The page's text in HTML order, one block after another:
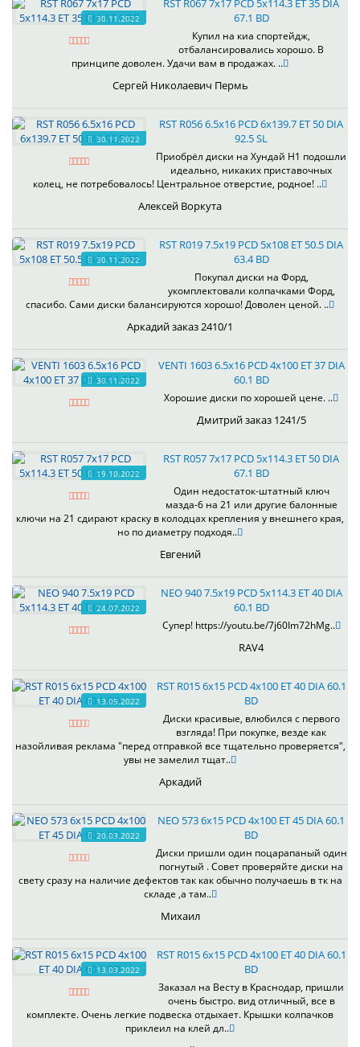
30.11.2022
RST R067 7x17 PCD 5x114.3 ET 35 DIA
67.1 BD
Купил на киа спортейдж,
отбалансировались хорошо. В
принципе доволен. Удачи вам в продажах. ..
Сергей Николаевич Пермь
30.11.2022
RST R056 6.5x16 PCD 6x139.7 ET 50 DIA
92.5 SL
Приобрёл диски на Хундай H1 подошли
идеально, никаких приставочных
колец, не потребовалось! Центральное отверстие, родное! ..
Алексей Воркута
30.11.2022
RST R019 7.5x19 PCD 5x108 ET 50.5 DIA
63.4 BD
Покупал диски на Форд,
укомплектовали колпачками Форд,
спасибо. Сами диски балансируются хорошо! Доволен ценой. ..
Аркадий заказ 2410/1
30.11.2022
VENTI 1603 6.5x16 PCD 4x100 ET 37 DIA
60.1 BD
Хорошие диски по хорошей цене. ..
Дмитрий заказ 1241/5
19.10.2022
RST R057 7x17 PCD 5x114.3 ET 50 DIA
67.1 BD
Один недостаток-штатный ключ
мазда-6 на 21 или другие балонные
ключи на 21 сдирают краску в колодцах крепления у внешнего края,
но по диаметру подходя..
Евгений
24.07.2022
NEO 940 7.5x19 PCD 5x114.3 ET 40 DIA
60.1 BD
Супер! https://youtu.be/7j60Im72hMg..
RAV4
13.05.2022
RST R015 6x15 PCD 4x100 ET 40 DIA 60.1
BD
Диски красивые, влюбился с первого
взгляда! При покупке, везде как
назойливая реклама "перед отправкой все тщательно проверяется",
увы не замелил тщат..
Аркадий
20.03.2022
NEO 573 6x15 PCD 4x100 ET 45 DIA 60.1
BD
Диски пришли один поцарапаный один
погнутый . Совет проверяйте диски на
свету сразу на наличие дефектов так как обычно получаешь в тк на
складе ,а там..
Михаил
13.03.2022
RST R015 6x15 PCD 4x100 ET 40 DIA 60.1
BD
Заказал на Весту в Краснодар, пришли
очень быстро. вид отличный, все в
комплекте. Очень легкие подвеска отдыхает. Крышки колпачков
приклеил на клей дл..